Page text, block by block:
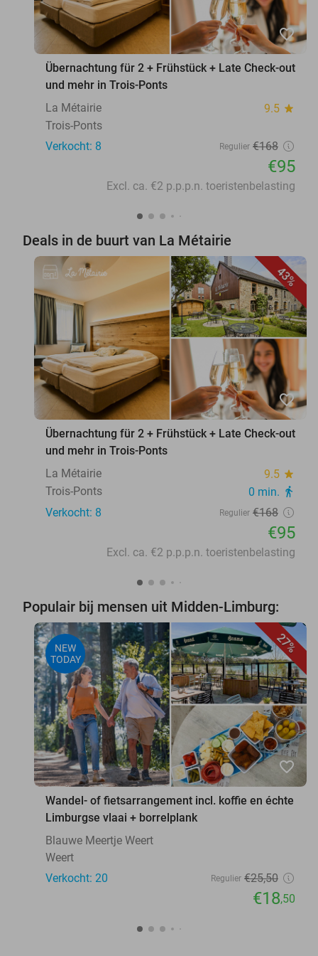
favorite_border
Übernachtung für 2 + Frühstück + Late Check-out
und mehr in Trois-Ponts
La Métairie
9.5 star
Trois-Ponts
Verkocht: 8
Regulier €168
€95
Excl. ca. €2 p.p.p.n. toeristenbelasting
Deals in de buurt van La Métairie
43%
favorite_border
Übernachtung für 2 + Frühstück + Late Check-out
und mehr in Trois-Ponts
La Métairie
9.5 star
Trois-Ponts 0 min. directions_walk
Verkocht: 8 Regulier €168
€95
Excl. ca. €2 p.p.p.n. toeristenbelasting
Populair bij mensen uit Midden-Limburg:
27%
NEW
TODAY
favorite_border
Wandel- of fietsarrangement incl. koffie en échte
Limburgse vlaai + borrelplank
Blauwe Meertje Weert
Weert
Verkocht: 20
Regulier €25,50
€18,50